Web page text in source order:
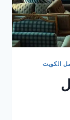
الكويت